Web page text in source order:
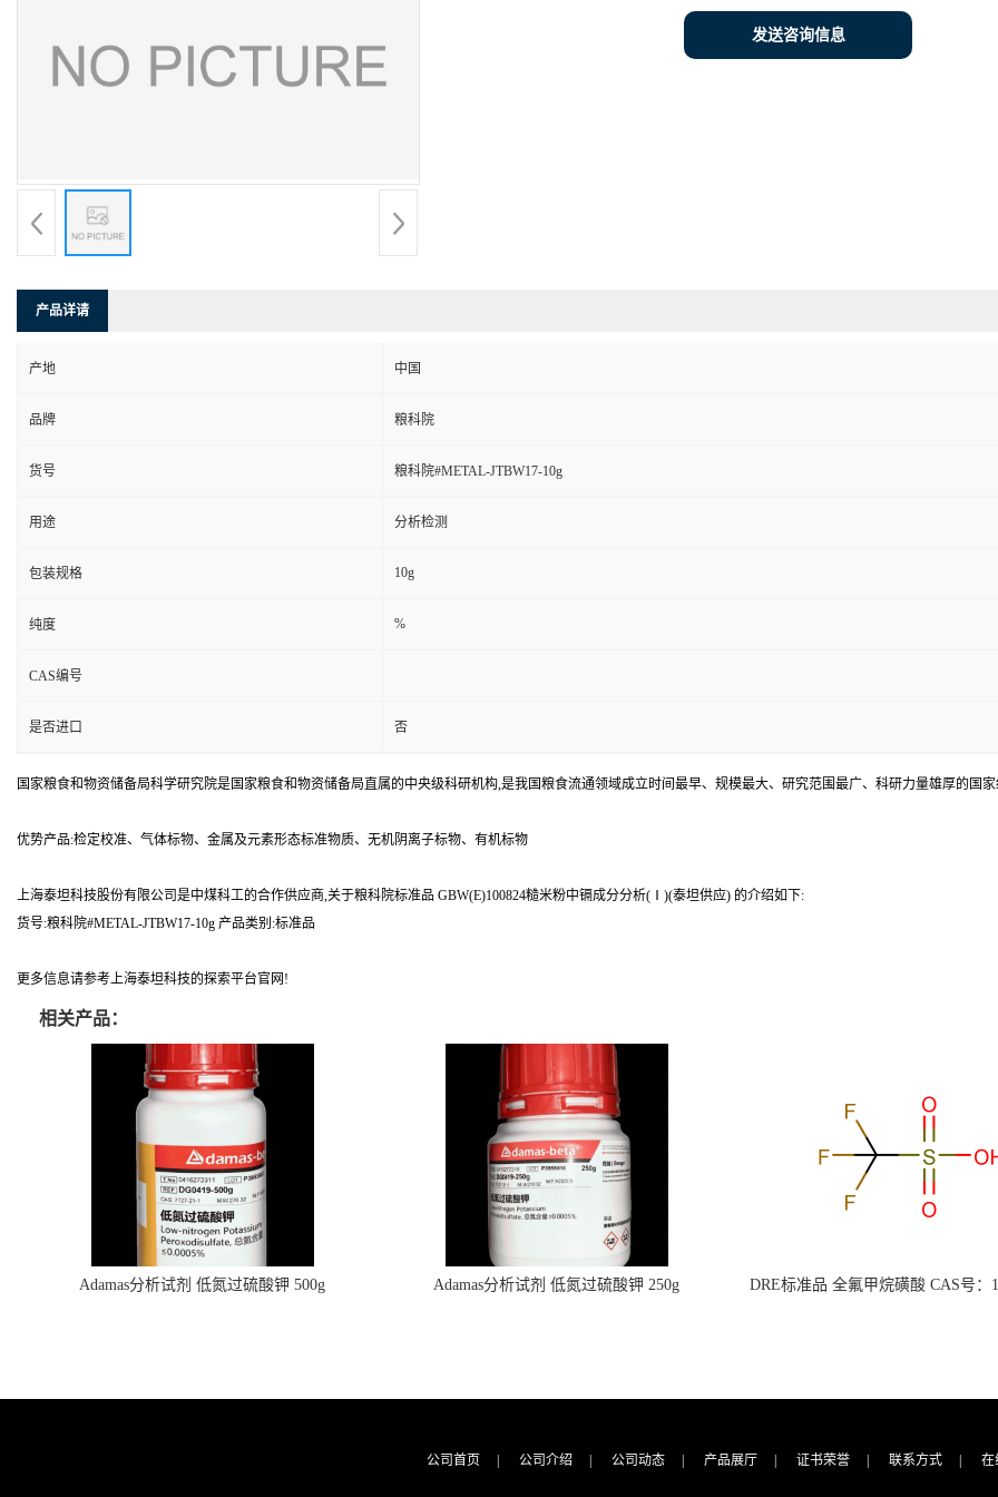
发送咨询信息
产品详请
产地 中国
品牌 粮科院
货号 粮科院#METAL-JTBW17-10g
用途 分析检测
包装规格 10g
纯度 %
CAS编号
是否进口 否
国家粮食和物资储备局科学研究院是国家粮食和物资储备局直属的中央级科研机构,是我国粮食流通领域成立时间最早、规模最大、研究范围最广、科研力量雄厚的国家
优势产品:检定校准、气体标物、金属及元素形态标准物质、无机阴离子标物、有机标物
上海泰坦科技股份有限公司是中煤科工的合作供应商,关于粮科院标准品 GBW(E)100824糙米粉中镉成分分析(Ⅰ)(泰坦供应) 的介绍如下:
货号:粮科院#METAL-JTBW17-10g 产品类别:标准品
更多信息请参考上海泰坦科技的探索平台官网!
相关产品：
Adamas分析试剂 低氮过硫酸钾 500g
Adamas分析试剂 低氮过硫酸钾 250g
DRE标准品 全氟甲烷磺酸 CAS号：
公司首页 | 公司介绍 | 公司动态 | 产品展厅 | 证书荣誉 | 联系方式 | 在